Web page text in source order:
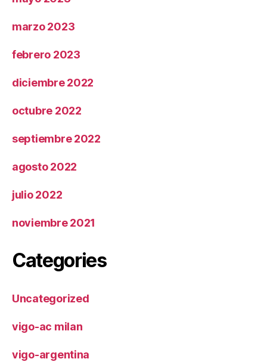
marzo 2023
febrero 2023
diciembre 2022
octubre 2022
septiembre 2022
agosto 2022
julio 2022
noviembre 2021
Categories
Uncategorized
vigo-ac milan
vigo-argentina